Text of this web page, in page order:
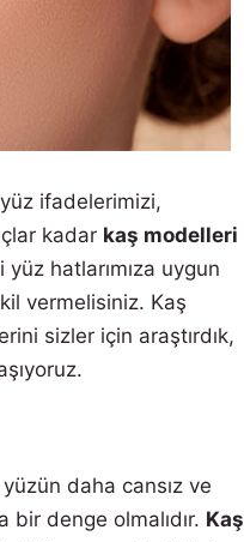
yüz ifadelerimizi,
kadar kaş modelleri
hatlarımıza uygun
vermelisiniz. Kaş
sizler için araştırdık,
daha cansız ve
bir denge olmalıdır. Kaş